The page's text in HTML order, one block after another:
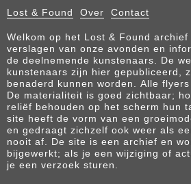
Lost & Found Over Contact
Welkom op het Lost & Found archief
verslagen van onze avonden en
de deelnemende kunstenaars. De
kunstenaars zijn hier gepubliceerd,
benaderd kunnen worden. Alle
De materialiteit is goed zichtbaar;
reliëf behouden op het scherm hun
site heeft de vorm van een
en gedraagt zichzelf ook weer als
nooit af. De site is een archief en
bijgewerkt; als je een wijziging of
je een verzoek sturen.